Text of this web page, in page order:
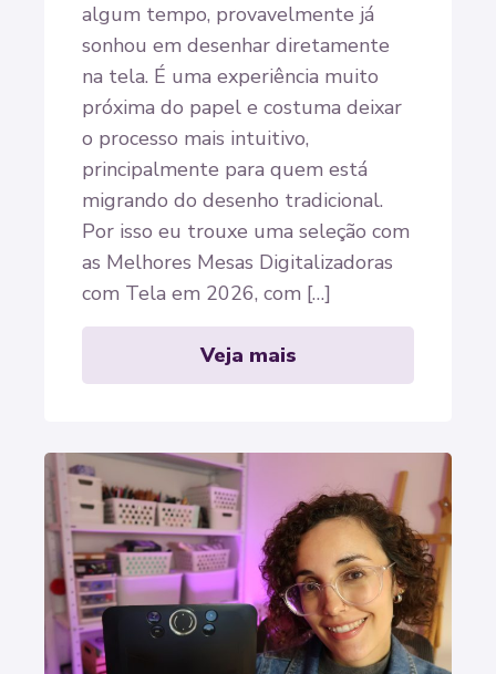
algum tempo, provavelmente já
sonhou em desenhar diretamente
na tela. É uma experiência muito
próxima do papel e costuma deixar
o processo mais intuitivo,
principalmente para quem está
migrando do desenho tradicional.
Por isso eu trouxe uma seleção com
as Melhores Mesas Digitalizadoras
com Tela em 2026, com […]
Veja mais